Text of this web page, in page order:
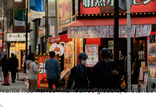
nos fluxos financeiros globais, afetando